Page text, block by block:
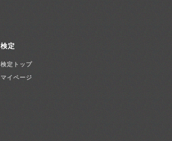
検定
検定トップ
マイページ